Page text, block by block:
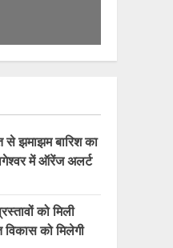
से झमाझम बारिश का
में ऑरेंज अलर्ट
को मिली
को मिलेगी